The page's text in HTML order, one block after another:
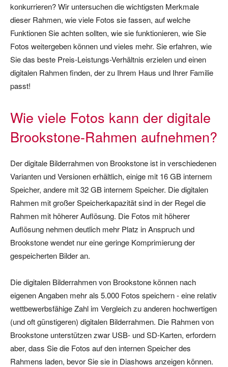
konkurrieren? Wir untersuchen die wichtigsten Merkmale
dieser Rahmen, wie viele Fotos sie fassen, auf welche
Funktionen Sie achten sollten, wie sie funktionieren, wie Sie
Fotos weitergeben können und vieles mehr. Sie erfahren, wie
Sie das beste Preis-Leistungs-Verhältnis erzielen und einen
digitalen Rahmen finden, der zu Ihrem Haus und Ihrer Familie
passt!
Wie viele Fotos kann der digitale
Brookstone-Rahmen aufnehmen?
Der digitale Bilderrahmen von Brookstone ist in verschiedenen
Varianten und Versionen erhältlich, einige mit 16 GB internem
Speicher, andere mit 32 GB internem Speicher. Die digitalen
Rahmen mit großer Speicherkapazität sind in der Regel die
Rahmen mit höherer Auflösung. Die Fotos mit höherer
Auflösung nehmen deutlich mehr Platz in Anspruch und
Brookstone wendet nur eine geringe Komprimierung der
gespeicherten Bilder an.
Die digitalen Bilderrahmen von Brookstone können nach
eigenen Angaben mehr als 5.000 Fotos speichern - eine relativ
wettbewerbsfähige Zahl im Vergleich zu anderen hochwertigen
(und oft günstigeren) digitalen Bilderrahmen. Die Rahmen von
Brookstone unterstützen zwar USB- und SD-Karten, erfordern
aber, dass Sie die Fotos auf den internen Speicher des
Rahmens laden, bevor Sie sie in Diashows anzeigen können.